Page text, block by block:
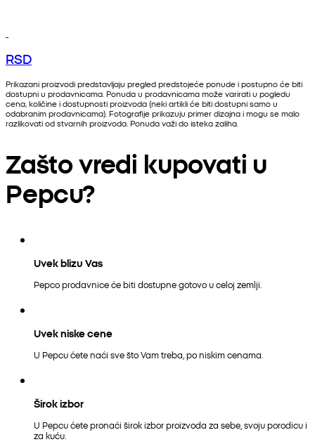
RSD
Prikazani proizvodi predstavljaju pregled predstojeće ponude i postupno će biti
dostupni u prodavnicama. Ponuda u prodavnicama može varirati u pogledu
cena, količine i dostupnosti proizvoda (neki artikli će biti dostupni samo u
odabranim prodavnicama). Fotografije prikazuju primer dizajna i mogu se malo
razlikovati od stvarnih proizvoda. Ponuda važi do isteka zaliha.
Zašto vredi kupovati u
Pepcu?
Uvek blizu Vas
Pepco prodavnice će biti dostupne gotovo u celoj zemlji.
Uvek niske cene
U Pepcu ćete naći sve što Vam treba, po niskim cenama.
Širok izbor
U Pepcu ćete pronaći širok izbor proizvoda za sebe, svoju porodicu i
za kuću.